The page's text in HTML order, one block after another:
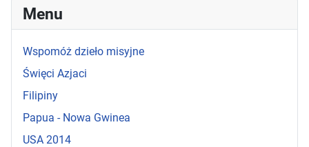
Menu
Wspomóż dzieło misyjne
Święci Azjaci
Filipiny
Papua - Nowa Gwinea
USA 2014